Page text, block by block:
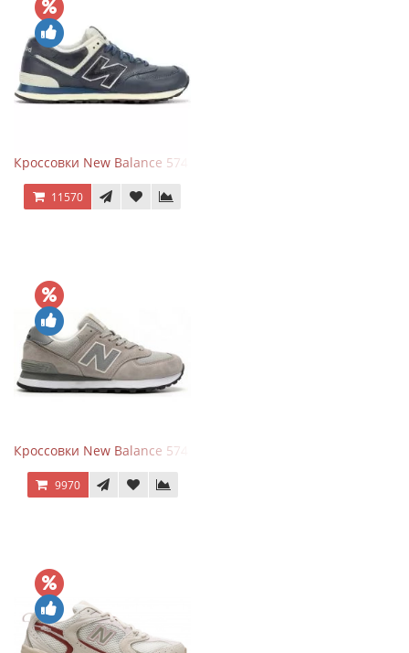
Кроссовки New Balance 574 Classic Blue White Leather
11570
Кроссовки New Balance 574 Silver Summer Fog
9970